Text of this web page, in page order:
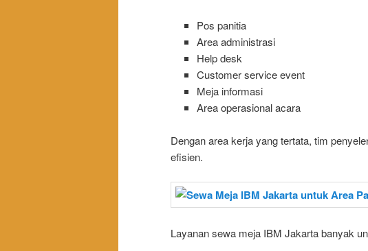
Pos panitia
Area administrasi
Help desk
Customer service event
Meja informasi
Area operasional acara
Dengan area kerja yang tertata, tim
efisien.
Layanan sewa meja IBM Jakarta banyak